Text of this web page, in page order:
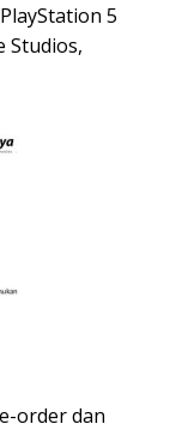
5
Studios,
order dan